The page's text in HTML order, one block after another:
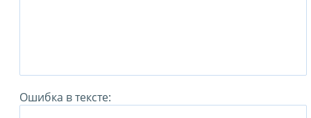
Ошибка в тексте: